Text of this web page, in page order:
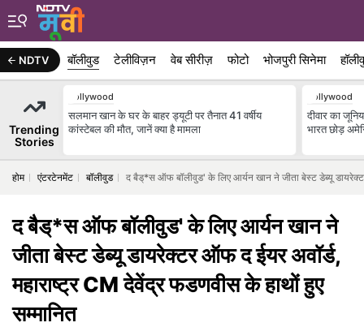
NDTV बॉलीवुड टेलीविज़न वेब सीरीज़ फोटो भोजपुरी सिनेमा
Trending
Stories
Bollywood
सलमान खान के घर के बाहर ड्यूटी पर तैनात 41 वर्षीय
कांस्टेबल की मौत, जानें क्या है मामला
Bollywood
दीवार का
भारत छोड़
होम एंटरटेनमेंट बॉलीवुड द बैड्*स ऑफ बॉलीवुड' के लिए आर्यन खान ने जीता बेस्ट डेब्यू
द बैड्*स ऑफ बॉलीवुड' के लिए आर्यन खान ने
जीता बेस्ट डेब्यू डायरेक्टर ऑफ द ईयर अवॉर्ड,
महाराष्ट्र CM देवेंद्र फडणवीस के हाथों हुए
सम्मानित